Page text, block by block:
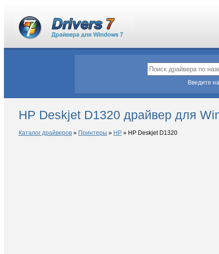
Введите
HP Deskjet D1320 драйвер для
Каталог драйверов » Принтеры » HP » HP Deskjet D1320